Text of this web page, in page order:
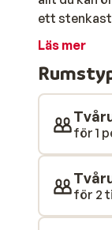
ett stenkast
och den
talas inte
barn och
dryck Din
och dryck
barer.
Här finns
självhushåll.
Läs mer
för 1
för 2